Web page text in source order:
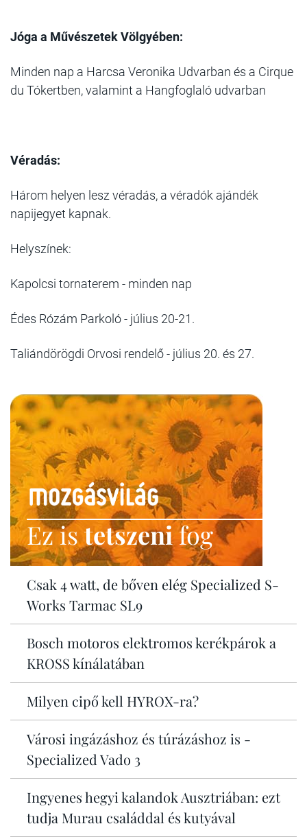
Jóga a Művészetek Völgyében:
Minden nap a Harcsa Veronika Udvarban és a Cirque
du Tókertben, valamint a Hangfoglaló udvarban
Véradás:
Három helyen lesz véradás, a véradók ajándék
napijegyet kapnak.
Helyszínek:
Kapolcsi tornaterem - minden nap
Édes Rózám Parkoló - július 20-21.
Taliándörögdi Orvosi rendelő - július 20. és 27.
Ez istetszenifog
Csak 4 watt, de bőven elég Specialized S-
Works Tarmac SL9
Bosch motoros elektromos kerékpárok a
KROSS kínálatában
Milyen cipő kell HYROX-ra?
Városi ingázáshoz és túrázáshoz is -
Specialized Vado 3
Ingyenes hegyi kalandok Ausztriában: ezt
tudja Murau családdal és kutyával